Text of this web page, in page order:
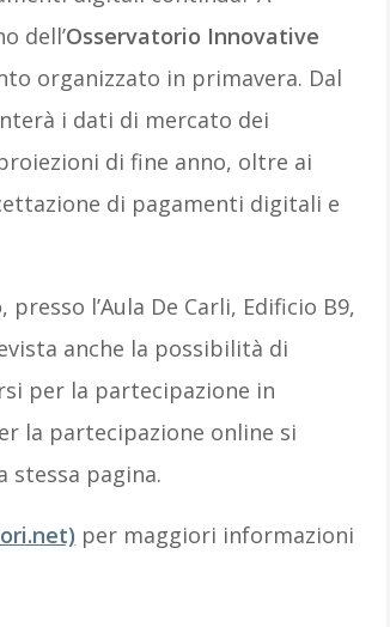
dell’Osservatorio Innovative
organizzato in primavera. Dal
i dati di mercato dei
di fine anno, oltre ai
di pagamenti digitali e
, presso l’Aula De Carli, Edificio B9,
anche la possibilità di
per la partecipazione in
la partecipazione online si
stessa pagina.
per maggiori informazioni